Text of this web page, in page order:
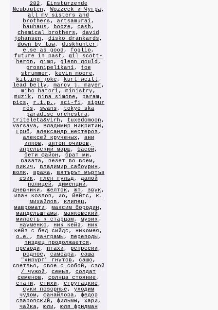
282 , Einstürzende
Neubauten , Wozzeck и Чугра,
all my sisters and
brothers , artsamurai ,
bauhaus , booze , cash ,
chemical brothers , david
johansen , disko drankards ,
down by law, duskhunter ,
else as good , foglio ,
future in past , gil scott-
heron , gimp , glenn gould ,
grosnipelikani ,
joe
strummer , kevin moore ,
killing joke , kurt weill ,
lead belly , marcy j. mayer ,
miho hatori , ministry ,
muzik , nina simone , param ,
pics , r.i.p. , sci-fi ,
sigur
rós , swans ,
tokyo ska
paradise orchestra,
triteleta&virh , tuxedomoon ,
varsava, Владимир Никритин ,
ГрОб , александр нестеров ,
алексей крученых , ани
илков , антон очиров ,
апрельский марш , басой ,
бети файон , брат ми ,
вазата, везет во всем ,
викич , владимир сабоурин ,
волк , вража,
вятърът мъртъв
език , глен гульд, далой
полицей , дименций ,
дневники , желток , жп , звук ,
иван козлов , ио , йейтс , к.
михайлов , клипец,
мавромати , максим бородин ,
мандельштамы , маяковский ,
милость к старцам , музик ,
науменко , ник кейв ,
ник
кейв с бед сийдс , никомея ,
о.е. , панграмы , переводы ,
пиздец продолжается ,
преводи , птахи , репресии ,
родное , самсара, саша
"хирург" гнутов , сашо ,
светльо , свое с собой , свой
/ чужой , семья , солдат
семенов , солнца стояние ,
стани , стихи , стругацкие ,
суки позорные , уходим
чудом , фанайлова, федор
сваровский , фильмы , хари ,
чайка, юли , юля фридман